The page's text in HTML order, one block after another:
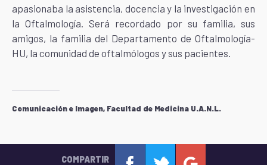
apasionaba la asistencia, docencia y la investigación en
la Oftalmología. Será recordado por su familia, sus
amigos, la familia del Departamento de Oftalmología-
HU, la comunidad de oftalmólogos y sus pacientes.
Comunicación e Imagen, Facultad de Medicina U.A.N.L.
COMPARTIR